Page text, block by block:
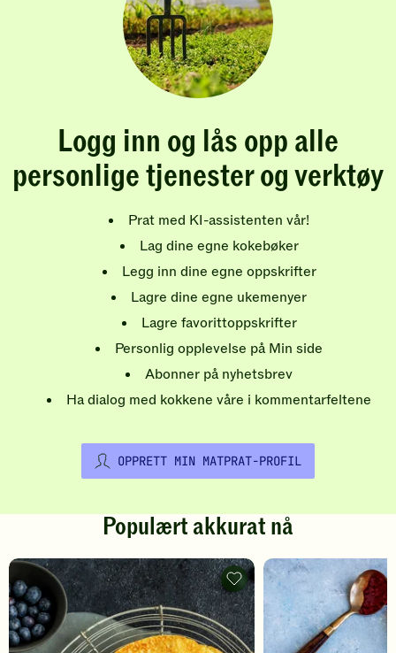
Logg inn og lås opp alle
personlige tjenester og verktøy
Prat med KI-assistenten vår!
Lag dine egne kokebøker
Legg inn dine egne oppskrifter
Lagre dine egne ukemenyer
Lagre favorittoppskrifter
Personlig opplevelse på Min side
Abonner på nyhetsbrev
Ha dialog med kokkene våre i kommentarfeltene
OPPRETT MIN MATPRAT-PROFIL
Populært akkurat nå
Pannekaker
-
legg
til
favoritter